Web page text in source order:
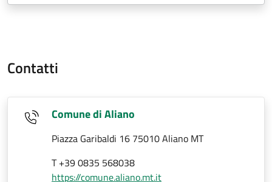
Contatti
Comune di Aliano
Piazza Garibaldi 16 75010 Aliano MT
T +39 0835 568038
https://comune.aliano.mt.it